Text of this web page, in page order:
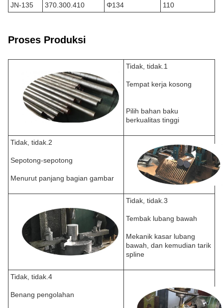
JN-135
370.300.410 Φ134 110
Proses Produksi
Tidak, tidak.1
Tempat kerja kosong
Pilih bahan baku
berkualitas tinggi
Tidak, tidak.2
Sepotong-sepotong
Menurut panjang bagian gambar
Tidak, tidak.3
Tembak lubang bawah
Mekanik kasar lubang
bawah, dan kemudian tarik
spline
Tidak, tidak.4
Benang pengolahan